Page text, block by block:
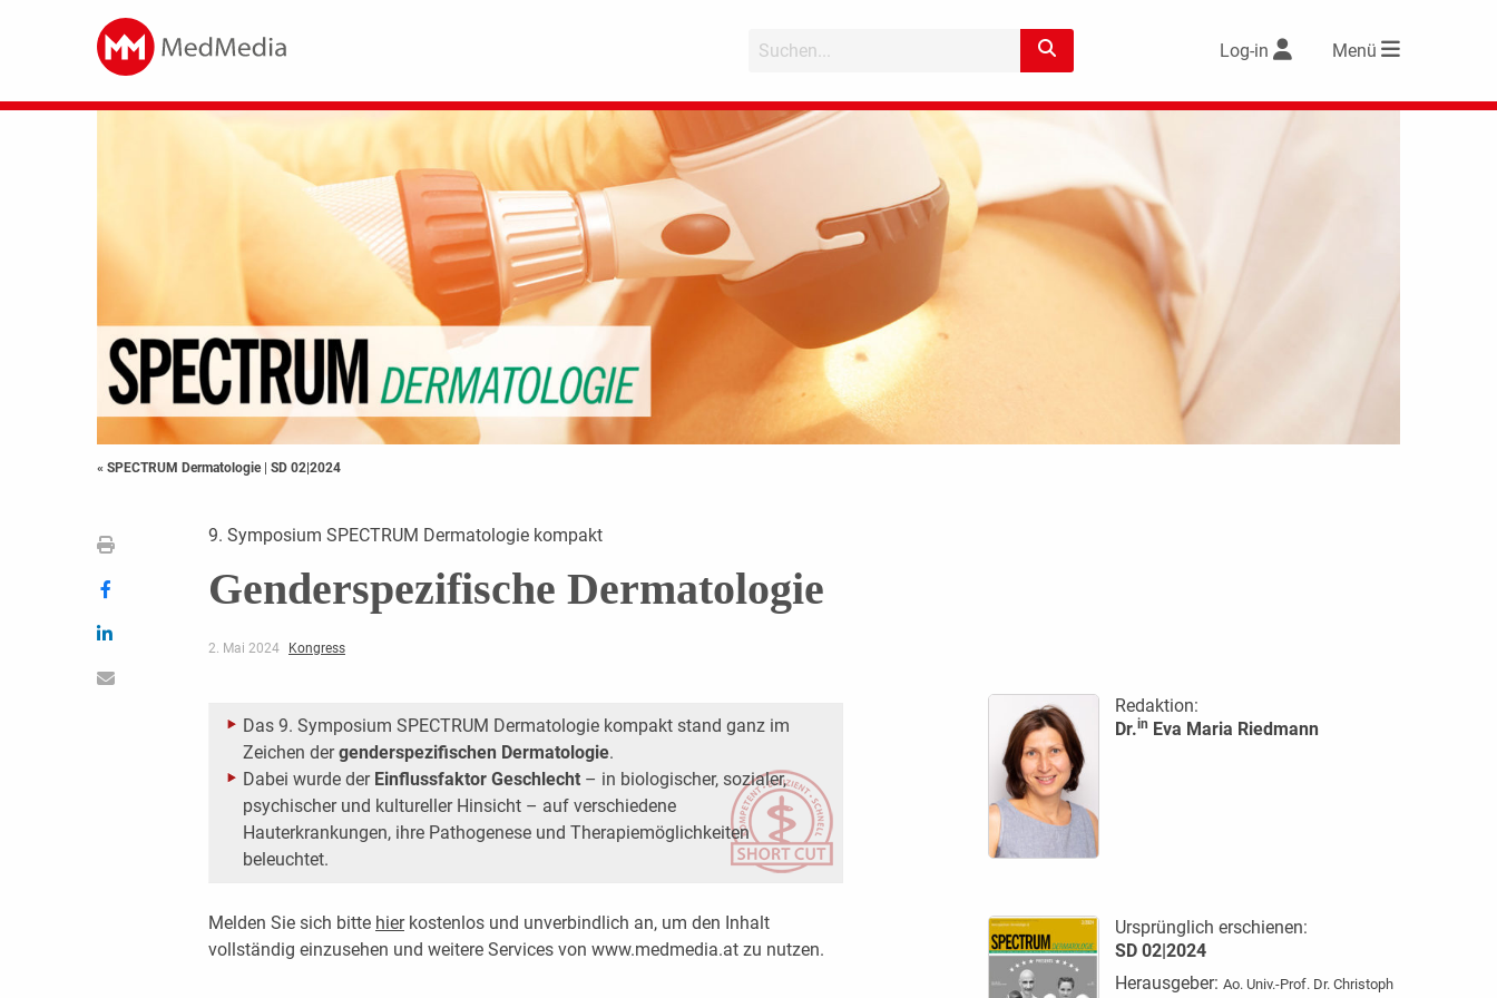
Log-in Menü
« SPECTRUM Dermatologie | SD 02|2024
9. Symposium SPECTRUM Dermatologie kompakt
Genderspezifische Dermatologie
2. Mai 2024 Kongress
Das 9. Symposium SPECTRUM Dermatologie kompakt stand ganz im
Zeichen dergenderspezifischen Dermatologie.
Dabei wurde der Einflussfaktor Geschlecht – in biologischer, sozialer,
psychischer und kultureller Hinsicht – auf verschiedene
Hauterkrankungen, ihre Pathogenese und Therapiemöglichkeiten
beleuchtet.
Melden Sie sich bitte hierkostenlos und unverbindlich an, um den Inhalt
vollständig einzusehen und weitere Services von www.medmedia.at zu nutzen.
Redaktion:
Dr.in Eva Maria Riedmann
Ursprünglich erschienen:
SD 02|2024
Herausgeber: Ao. Univ.-Prof. Dr. Christoph